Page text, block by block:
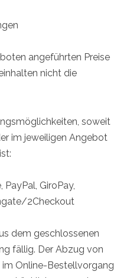
angeführten Preise
nicht die
soweit
im jeweiligen Angebot
GiroPay,
2Checkout
dem geschlossenen
fällig. Der Abzug von
im Online-Bestellvorgang